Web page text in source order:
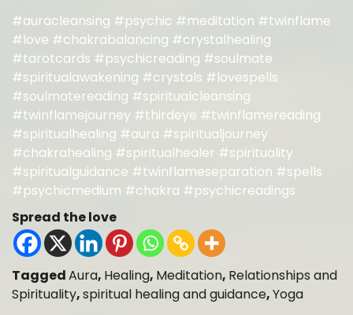
#auracleansing #psychic #meditation #twinflame
#love #chakrabalancing #crystalhealing
#tarotcards #psychicreading #soulmate
#spiritualawakening #crystals #lovespells
#soulmatereading #spiritualcleansing
#twinflamejourney #thirdeye #twinflamereading
#spiritualhealing #aura #spiritualjourney
#chakrahealing #spiritualhealer #spirituality
#spiritualguidance #twinflameseparation #spells
#psychicmedium #chakra #psychicreadings
Spread the love
TaggedAura, Healing, Meditation, Relationships and
Spirituality,spiritual healing and guidance,Yoga